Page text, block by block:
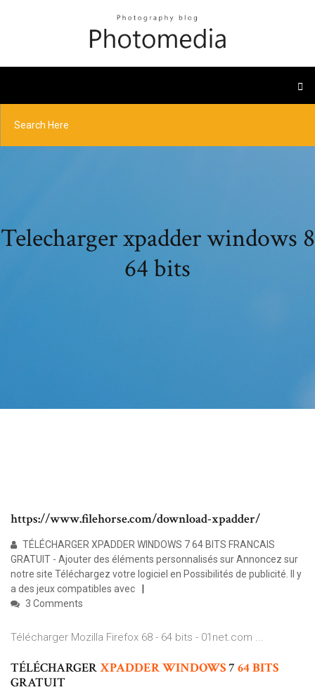
Telecharger xpadder windows 8
64 bits
https://www.filehorse.com/download-xpadder/
TÉLÉCHARGER XPADDER WINDOWS 7 64 BITS FRANCAIS
GRATUIT - Ajouter des éléments personnalisés sur Annoncez sur
notre site Téléchargez votre logiciel en Possibilités de publicité. Il y
a des jeux compatibles avec
3 Comments
Télécharger Mozilla Firefox 68 - 64 bits - 01net.com ...
TÉLÉCHARGERXPADDERWINDOWS7 64BITS
GRATUIT